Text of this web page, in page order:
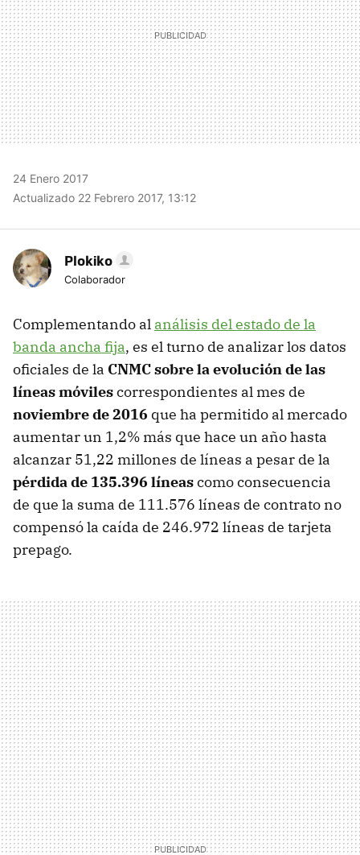
24 Enero 2017
Actualizado 22 Febrero 2017, 13:12
Plokiko
Colaborador
Complementando al análisis del estado de la
banda ancha fija, es el turno de analizar los datos
oficiales de la CNMC sobre la evolución de las
líneas móvilescorrespondientes al mes de
noviembre de 2016 que ha permitido al mercado
aumentar un 1,2% más que hace un año hasta
alcanzar 51,22 millones de líneas a pesar de la
pérdida de 135.396 líneascomo consecuencia
de que la suma de 111.576 líneas de contrato no
compensó la caída de 246.972 líneas de tarjeta
prepago.